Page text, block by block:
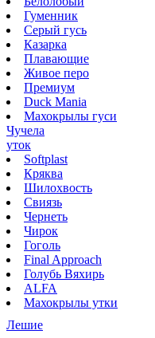
Гуменник
Серый гусь
Казарка
Плавающие
Живое перо
Премиум
Duck Mania
Махокрылы гуси
Чучела
уток
Softplast
Кряква
Шилохвость
Свиязь
Чернеть
Чирок
Гоголь
Final Approach
Голубь Вяхирь
ALFA
Махокрылы утки
Лешие